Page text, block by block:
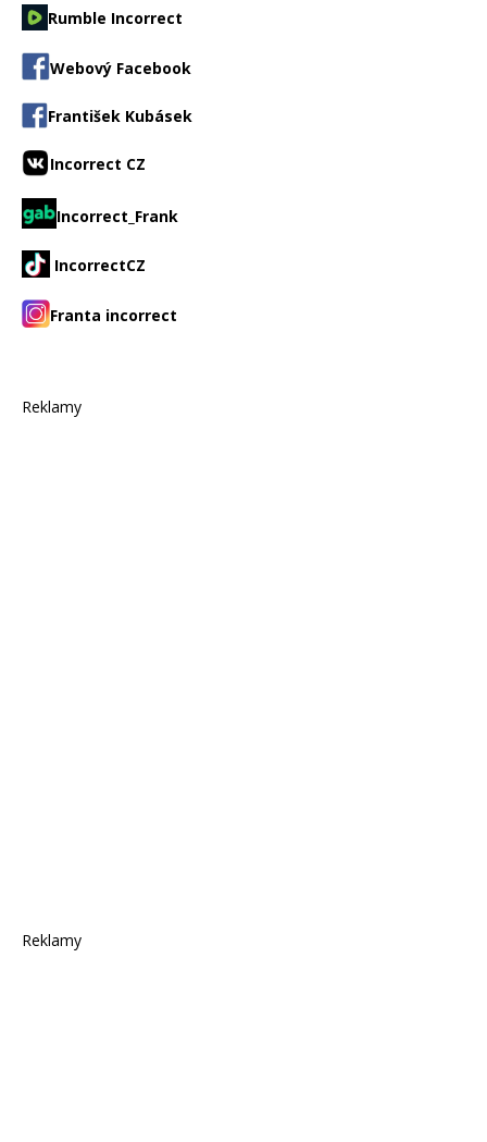
Rumble Incorrect
Webový Facebook
František Kubásek
Incorrect CZ
Incorrect_Frank
IncorrectCZ
Franta incorrect
Reklamy
Reklamy